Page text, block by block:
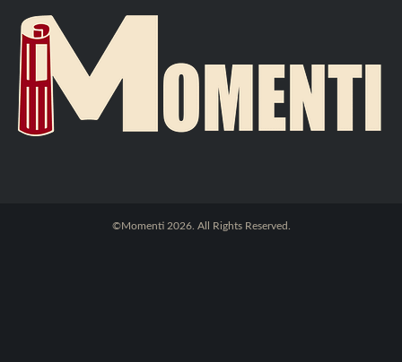
©Momenti 2026. All Rights Reserved.